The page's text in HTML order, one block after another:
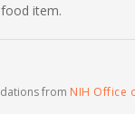
item.
from NIH Office